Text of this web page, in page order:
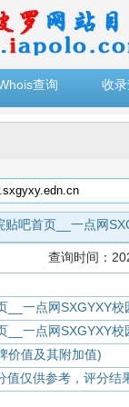
查询 收
贴吧首页__一点网
查询时间：
__一点网SXGYXY校
__一点网SXGYXY校
价值及其附加值)
值仅供参考，评分结